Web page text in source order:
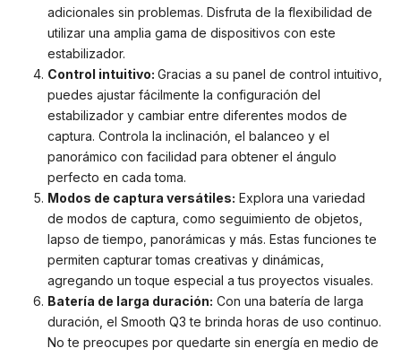
adicionales sin problemas. Disfruta de la flexibilidad de
utilizar una amplia gama de dispositivos con este
estabilizador.
Control intuitivo: Gracias a su panel de control intuitivo,
puedes ajustar fácilmente la configuración del
estabilizador y cambiar entre diferentes modos de
captura. Controla la inclinación, el balanceo y el
panorámico con facilidad para obtener el ángulo
perfecto en cada toma.
Modos de captura versátiles: Explora una variedad
de modos de captura, como seguimiento de objetos,
lapso de tiempo, panorámicas y más. Estas funciones te
permiten capturar tomas creativas y dinámicas,
agregando un toque especial a tus proyectos visuales.
Batería de larga duración: Con una batería de larga
duración, el Smooth Q3 te brinda horas de uso continuo.
No te preocupes por quedarte sin energía en medio de